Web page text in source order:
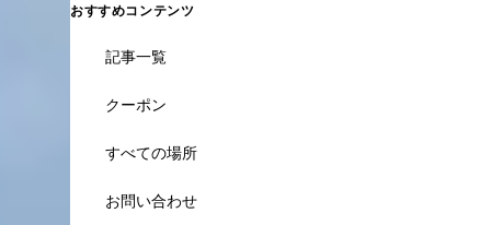
おすすめコンテンツ
記事一覧
クーポン
すべての場所
お問い合わせ